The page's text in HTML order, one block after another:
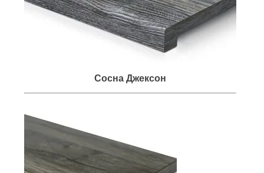
Сосна Джексон